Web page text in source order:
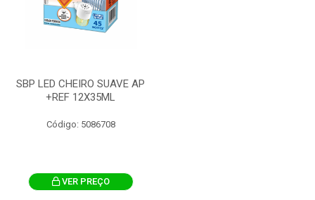
SBP LED CHEIRO SUAVE AP
+REF 12X35ML
Código: 5086708
VER PREÇO